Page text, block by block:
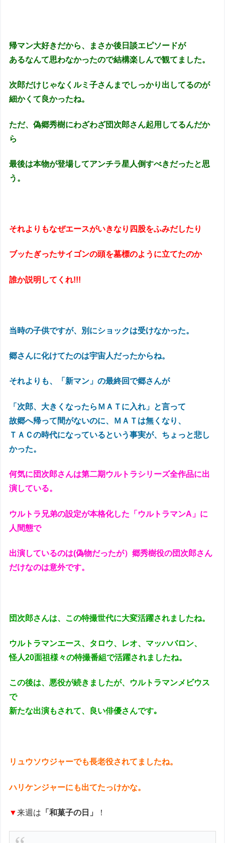
帰マン大好きだから、まさか後日談エピソードが
あるなんて思わなかったので結構楽しんで観てました。
次郎だけじゃなくルミ子さんまでしっかり出してるのが
細かくて良かったね。
ただ、偽郷秀樹にわざわざ団次郎さん起用してるんだか
ら
最後は本物が登場してアンチラ星人倒すべきだったと思
う。
それよりもなぜエースがいきなり四股をふみだしたり
ブッたぎったサイゴンの頭を墓標のように立てたのか
誰か説明してくれ!!!
当時の子供ですが、別にショックは受けなかった。
郷さんに化けてたのは宇宙人だったからね。
それよりも、「新マン」の最終回で郷さんが
「次郎、大きくなったらＭＡＴに入れ」と言って
故郷へ帰って間がないのに、
ＭＡＴは無くなり、
ＴＡＣの時代になっているという事実が、ちょっと悲し
かった。
何気に団次郎さんは第二期ウルトラシリーズ全作品に出
演している。
ウルトラ兄弟の設定が本格化した「ウルトラマンA」に
人間態で
出演しているのは(偽物だったが）郷秀樹役の団次郎さん
だけなのは意外です。
団次郎さんは、この特撮世代に大変活躍されましたね。
ウルトラマンエース、タロウ、レオ、マッハバロン、
怪人20面祖様々の特撮番組で活躍されましたね。
この後は、悪役が続きましたが、ウルトラマンメビウス
で
新たな出演もされて、良い俳優さんです｡
リュウソウジャーでも長老役されてましたね。
ハリケンジャーにも出てたっけかな。
▼来週は 「和菓子の日」 ！